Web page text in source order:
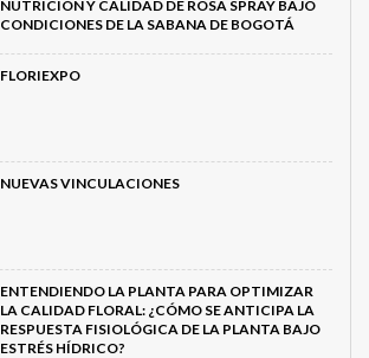
NUTRICIÓN Y CALIDAD DE ROSA SPRAY BAJO
CONDICIONES DE LA SABANA DE BOGOTÁ
FLORIEXPO
NUEVAS VINCULACIONES
ENTENDIENDO LA PLANTA PARA OPTIMIZAR
LA CALIDAD FLORAL: ¿CÓMO SE ANTICIPA LA
RESPUESTA FISIOLÓGICA DE LA PLANTA BAJO
ESTRÉS HÍDRICO?